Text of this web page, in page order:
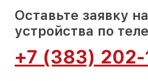
Оставьте заявку
устройства по
+7 (383)